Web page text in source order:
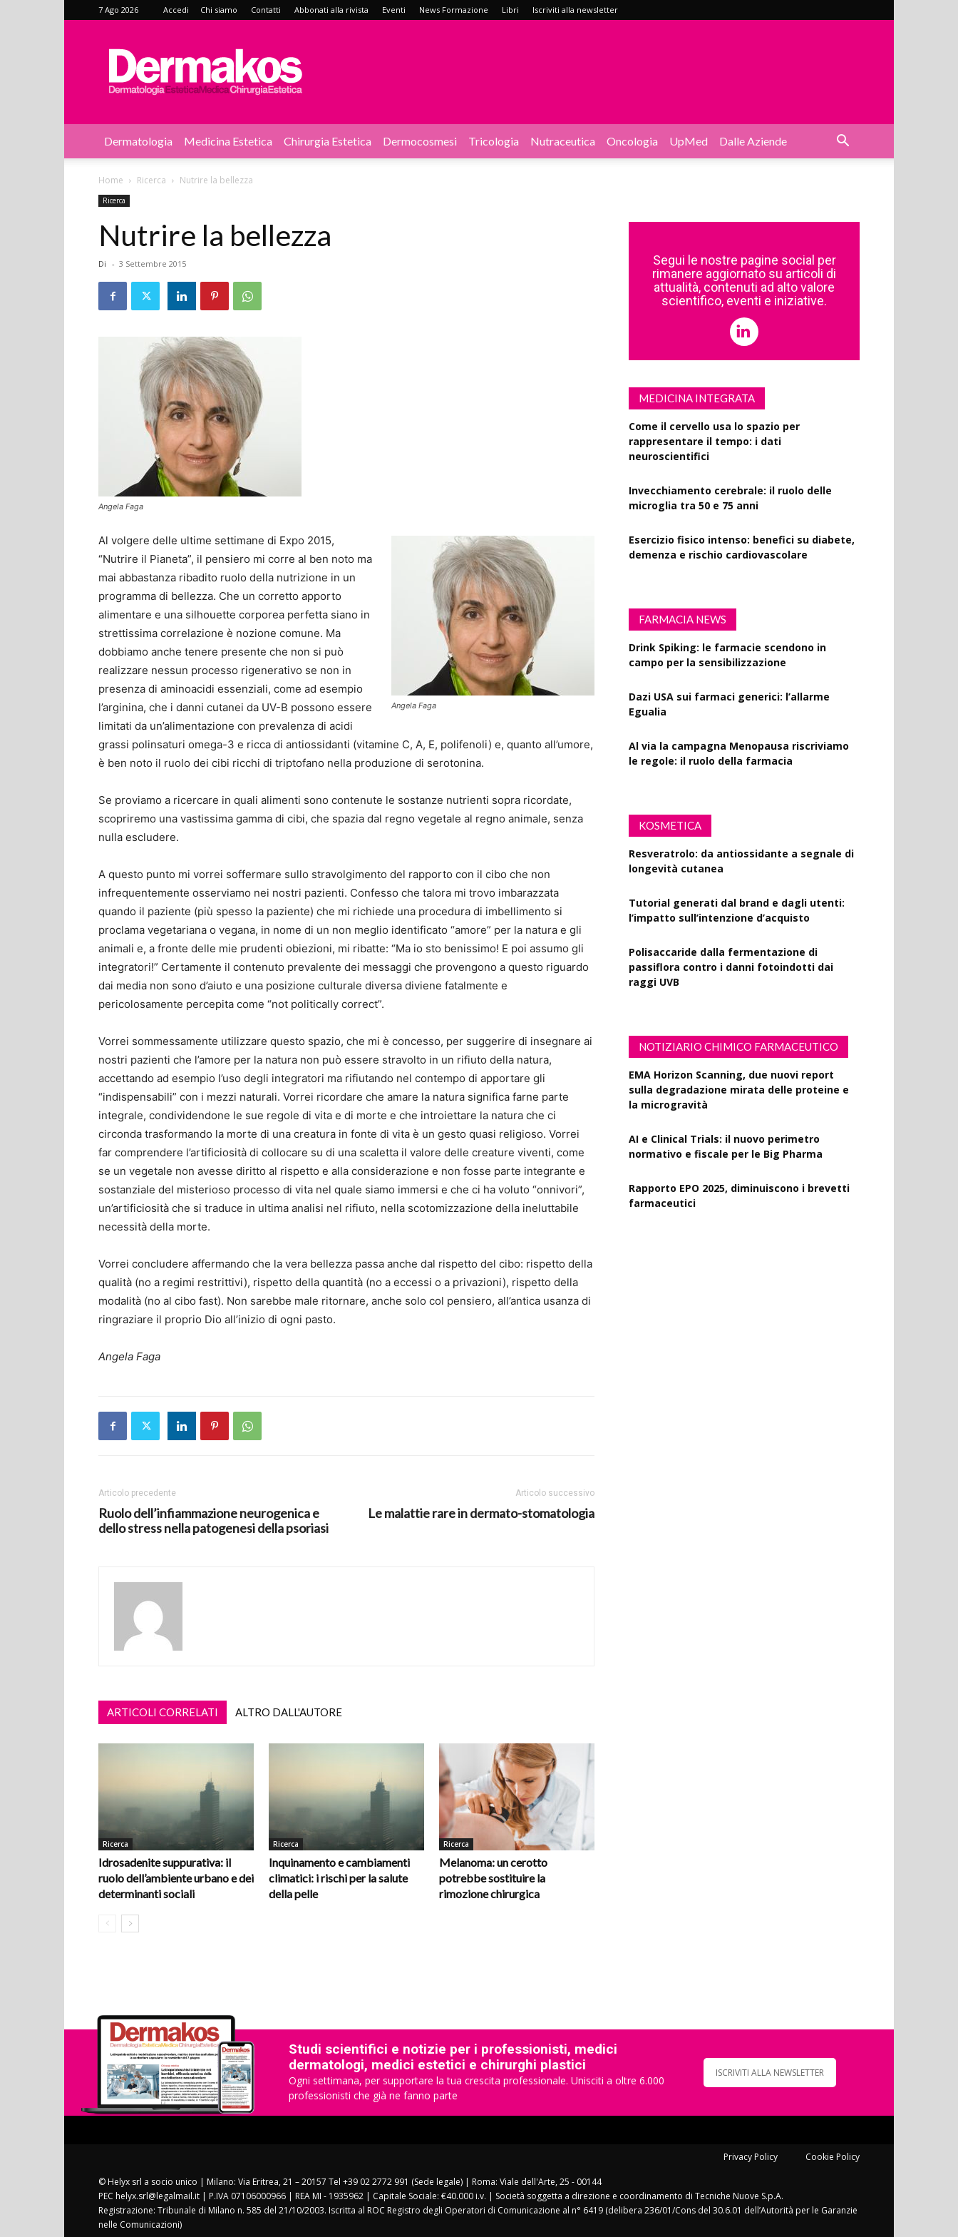
7 Ago 2026 Accedi Chi siamo Contatti Abbonati alla rivista Eventi News Formazione Libri Iscriviti alla newsletter
Dermakos
Dermatologia Medicina Estetica Chirurgia Estetica Dermocosmesi Tricologia Nutraceutica Oncologia UpMed Dalle Aziende
Home Ricerca Nutrire la bellezza
Ricerca
Nutrire la bellezza
Di - 3 Settembre 2015
Angela Faga
Angela Faga
Al volgere delle ultime settimane di Expo 2015,
“Nutrire il Pianeta”, il pensiero mi corre al ben noto ma
mai abbastanza ribadito ruolo della nutrizione in un
programma di bellezza. Che un corretto apporto
alimentare e una silhouette corporea perfetta siano in
strettissima correlazione è nozione comune. Ma
dobbiamo anche tenere presente che non si può
realizzare nessun processo rigenerativo se non in
presenza di aminoacidi essenziali, come ad esempio
l’arginina, che i danni cutanei da UV-B possono essere
limitati da un’alimentazione con prevalenza di acidi
grassi polinsaturi omega-3 e ricca di antiossidanti (vitamine C, A, E, polifenoli) e, quanto all’umore,
è ben noto il ruolo dei cibi ricchi di triptofano nella produzione di serotonina.
Se proviamo a ricercare in quali alimenti sono contenute le sostanze nutrienti sopra ricordate,
scopriremo una vastissima gamma di cibi, che spazia dal regno vegetale al regno animale, senza
nulla escludere.
A questo punto mi vorrei soffermare sullo stravolgimento del rapporto con il cibo che non
infrequentemente osserviamo nei nostri pazienti. Confesso che talora mi trovo imbarazzata
quando il paziente (più spesso la paziente) che mi richiede una procedura di imbellimento si
proclama vegetariana o vegana, in nome di un non meglio identificato “amore” per la natura e gli
animali e, a fronte delle mie prudenti obiezioni, mi ribatte: “Ma io sto benissimo! E poi assumo gli
integratori!” Certamente il contenuto prevalente dei messaggi che provengono a questo riguardo
dai media non sono d’aiuto e una posizione culturale diversa diviene fatalmente e
pericolosamente percepita come “not politically correct”.
Vorrei sommessamente utilizzare questo spazio, che mi è concesso, per suggerire di insegnare ai
nostri pazienti che l’amore per la natura non può essere stravolto in un rifiuto della natura,
accettando ad esempio l’uso degli integratori ma rifiutando nel contempo di apportare gli
“indispensabili” con i mezzi naturali. Vorrei ricordare che amare la natura significa farne parte
integrale, condividendone le sue regole di vita e di morte e che introiettare la natura che ci
circonda trasformando la morte di una creatura in fonte di vita è un gesto quasi religioso. Vorrei
far comprendere l’artificiosità di collocare su di una scaletta il valore delle creature viventi, come
se un vegetale non avesse diritto al rispetto e alla considerazione e non fosse parte integrante e
sostanziale del misterioso processo di vita nel quale siamo immersi e che ci ha voluto “onnivori”,
un’artificiosità che si traduce in ultima analisi nel rifiuto, nella scotomizzazione della ineluttabile
necessità della morte.
Vorrei concludere affermando che la vera bellezza passa anche dal rispetto del cibo: rispetto della
qualità (no a regimi restrittivi), rispetto della quantità (no a eccessi o a privazioni), rispetto della
modalità (no al cibo fast). Non sarebbe male ritornare, anche solo col pensiero, all’antica usanza di
ringraziare il proprio Dio all’inizio di ogni pasto.
Angela Faga
Articolo precedente
Ruolo dell’infiammazione neurogenica e
dello stress nella patogenesi della psoriasi
Articolo successivo
Le malattie rare in dermato-stomatologia
ARTICOLI CORRELATI ALTRO DALL'AUTORE
Ricerca
Idrosadenite suppurativa: il
ruolo dell’ambiente urbano e dei
determinanti sociali
Ricerca
Inquinamento e cambiamenti
climatici: i rischi per la salute
della pelle
Ricerca
Melanoma: un cerotto
potrebbe sostituire la
rimozione chirurgica
Segui le nostre pagine social per
rimanere aggiornato su articoli di
attualità, contenuti ad alto valore
scientifico, eventi e iniziative.
MEDICINA INTEGRATA
Come il cervello usa lo spazio per
rappresentare il tempo: i dati
neuroscientifici
Invecchiamento cerebrale: il ruolo delle
microglia tra 50 e 75 anni
Esercizio fisico intenso: benefici su diabete,
demenza e rischio cardiovascolare
FARMACIA NEWS
Drink Spiking: le farmacie scendono in
campo per la sensibilizzazione
Dazi USA sui farmaci generici: l’allarme
Egualia
Al via la campagna Menopausa riscriviamo
le regole: il ruolo della farmacia
KOSMETICA
Resveratrolo: da antiossidante a segnale di
longevità cutanea
Tutorial generati dal brand e dagli utenti:
l’impatto sull’intenzione d’acquisto
Polisaccaride dalla fermentazione di
passiflora contro i danni fotoindotti dai
raggi UVB
NOTIZIARIO CHIMICO FARMACEUTICO
EMA Horizon Scanning, due nuovi report
sulla degradazione mirata delle proteine e
la microgravità
AI e Clinical Trials: il nuovo perimetro
normativo e fiscale per le Big Pharma
Rapporto EPO 2025, diminuiscono i brevetti
farmaceutici
Studi scientifici e notizie per i professionisti, medici
dermatologi, medici estetici e chirurghi plastici
Ogni settimana, per supportare la tua crescita professionale. Unisciti a oltre 6.000
professionisti che già ne fanno parte
ISCRIVITI ALLA NEWSLETTER
Privacy Policy Cookie Policy
© Helyx srl a socio unico | Milano: Via Eritrea, 21 – 20157 Tel +39 02 2772 991 (Sede legale) | Roma: Viale dell'Arte, 25 - 00144
PEC helyx.srl@legalmail.it | P.IVA 07106000966 | REA MI - 1935962 | Capitale Sociale: €40.000 i.v. | Società soggetta a direzione e coordinamento di Tecniche Nuove S.p.A.
Registrazione: Tribunale di Milano n. 585 del 21/10/2003. Iscritta al ROC Registro degli Operatori di Comunicazione al n° 6419 (delibera 236/01/Cons del 30.6.01 dell’Autorità per le Garanzie
nelle Comunicazioni)